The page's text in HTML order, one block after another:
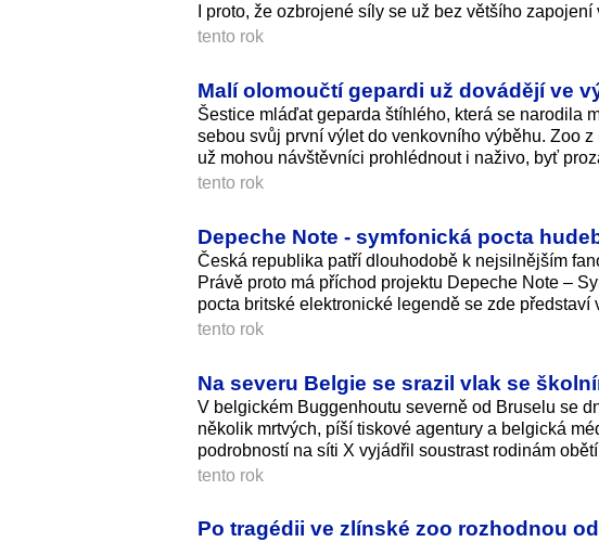
I proto, že ozbrojené síly se už bez většího
tento rok
Malí olomoučtí gepardi už dovádějí ve
Šestice mláďat geparda štíhlého, která se narodila
sebou svůj první výlet do venkovního výběhu. Zoo
už mohou návštěvníci prohlédnout i naživo, byť
tento rok
Depeche Note - symfonická pocta
Česká republika patří dlouhodobě k nejsilnějším
Právě proto má příchod projektu Depeche Note –
pocta britské elektronické legendě se zde představí
tento rok
Na severu Belgie se srazil vlak se
V belgickém Buggenhoutu severně od Bruselu se
několik mrtvých, píší tiskové agentury a belgická
podrobností na síti X vyjádřil soustrast rodinám
tento rok
Po tragédii ve zlínské zoo rozhodnou